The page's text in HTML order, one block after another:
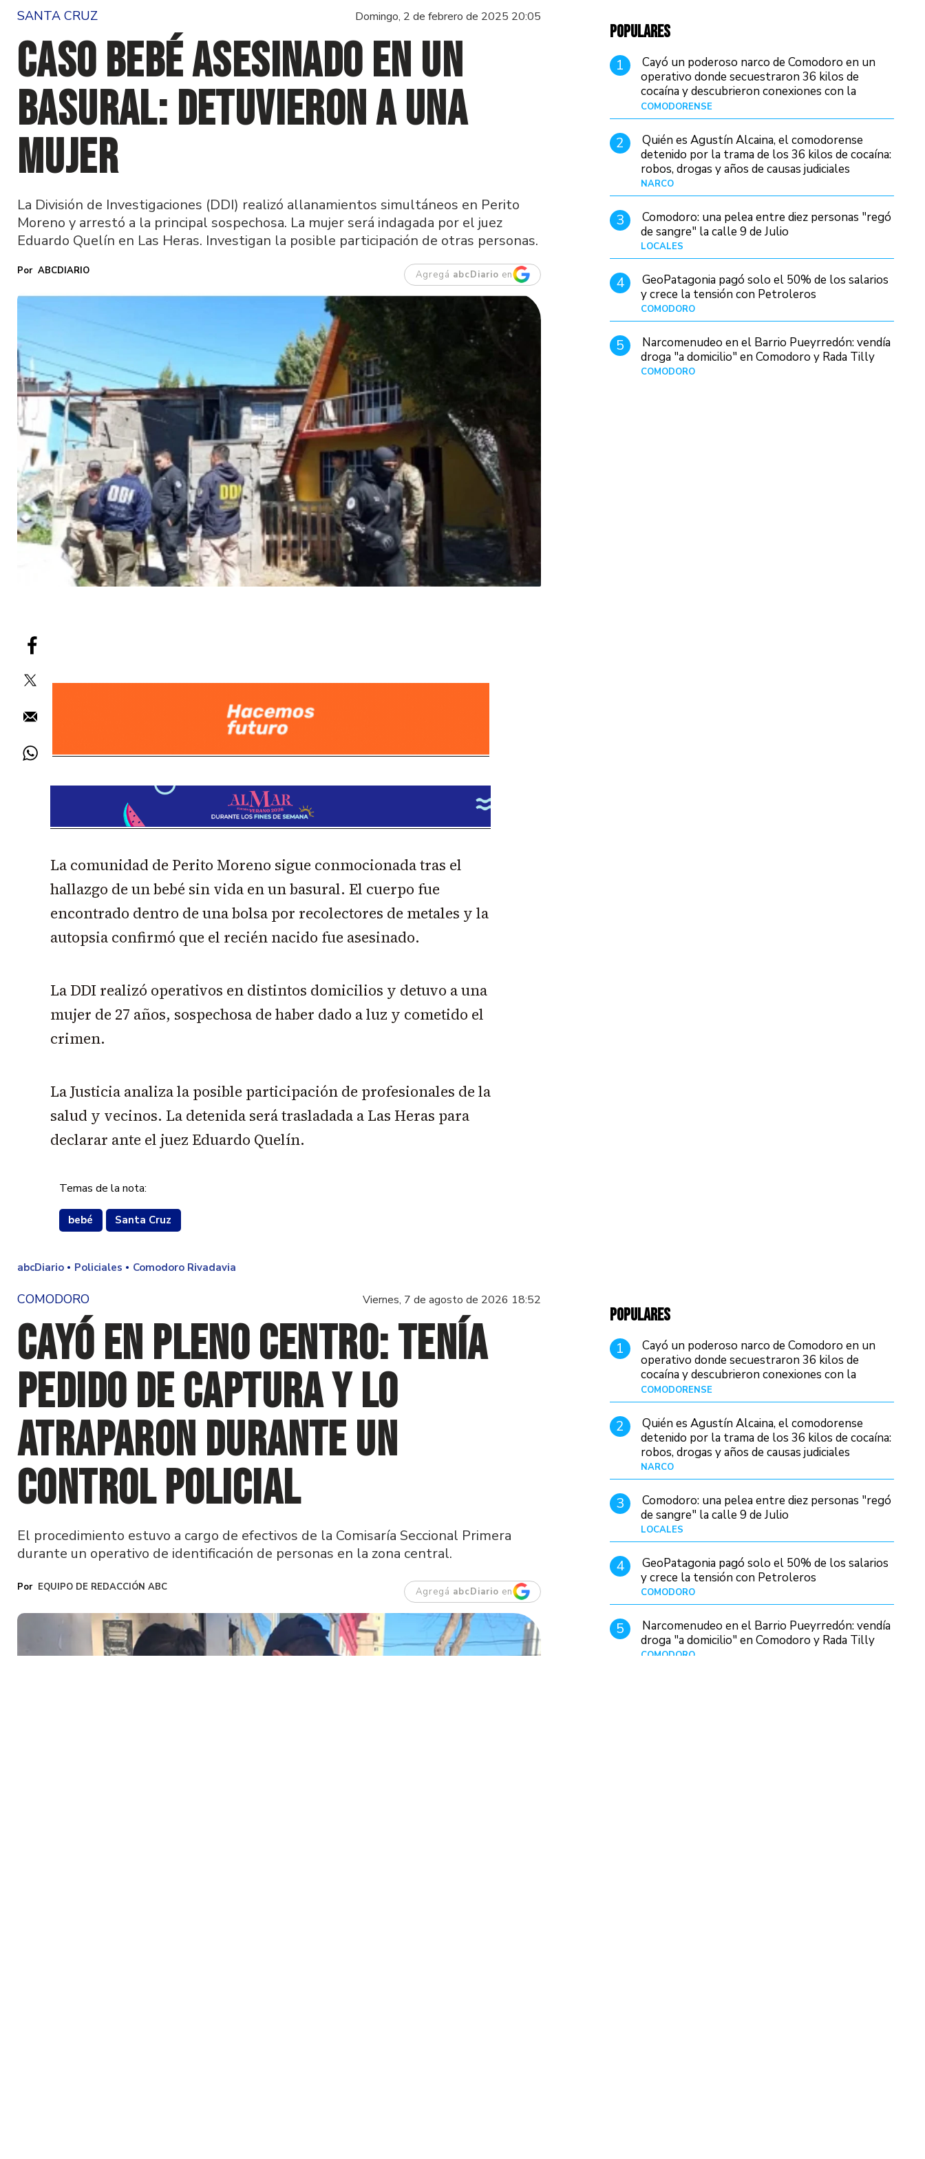
SANTA CRUZ Domingo, 2 de febrero de 2025 20:05
Caso bebé asesinado en un
basural: detuvieron a una
mujer
La División de Investigaciones (DDI) realizó allanamientos simultáneos en Perito
Moreno y arrestó a la principal sospechosa. La mujer será indagada por el juez
Eduardo Quelín en Las Heras. Investigan la posible participación de otras personas.
ABCDIARIO Agregá abcDiario en
La comunidad de Perito Moreno sigue conmocionada tras el
hallazgo de un bebé sin vida en un basural. El cuerpo fue
encontrado dentro de una bolsa por recolectores de metales y la
autopsia confirmó que el recién nacido fue asesinado.
La DDI realizó operativos en distintos domicilios y detuvo a una
mujer de 27 años, sospechosa de haber dado a luz y cometido el
crimen.
La Justicia analiza la posible participación de profesionales de la
salud y vecinos. La detenida será trasladada a Las Heras para
declarar ante el juez Eduardo Quelín.
Temas de la nota:
bebé Santa Cruz
POPULARES
1
Cayó un poderoso narco de Comodoro en un
operativo donde secuestraron 36 kilos de
cocaína y descubrieron conexiones con la
Patagonia
COMODORENSE
2
Quién es Agustín Alcaina, el comodorense
detenido por la trama de los 36 kilos de cocaína:
robos, drogas y años de causas judiciales
NARCO
3
Comodoro: una pelea entre diez personas "regó
de sangre" la calle 9 de Julio
LOCALES
4
GeoPatagonia pagó solo el 50% de los salarios
y crece la tensión con Petroleros
COMODORO
5
Narcomenudeo en el Barrio Pueyrredón: vendía
droga "a domicilio" en Comodoro y Rada Tilly
COMODORO
abcDiario Policiales Comodoro Rivadavia
COMODORO Viernes, 7 de agosto de 2026 18:52
Cayó en pleno centro: tenía
pedido de captura y lo
atraparon durante un
control policial
El procedimiento estuvo a cargo de efectivos de la Comisaría Seccional Primera
durante un operativo de identificación de personas en la zona central.
EQUIPO DE REDACCIÓN ABC Agregá abcDiario en
POPULARES
1
Cayó un poderoso narco de Comodoro en un
operativo donde secuestraron 36 kilos de
cocaína y descubrieron conexiones con la
Patagonia
COMODORENSE
2
Quién es Agustín Alcaina, el comodorense
detenido por la trama de los 36 kilos de cocaína:
robos, drogas y años de causas judiciales
NARCO
3
Comodoro: una pelea entre diez personas "regó
de sangre" la calle 9 de Julio
LOCALES
4
GeoPatagonia pagó solo el 50% de los salarios
y crece la tensión con Petroleros
COMODORO
5
Narcomenudeo en el Barrio Pueyrredón: vendía
droga "a domicilio" en Comodoro y Rada Tilly
COMODORO